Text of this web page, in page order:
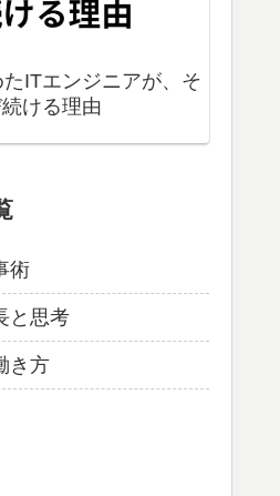
ITエンジニアが、そ
ける理由
術
と思考
き方